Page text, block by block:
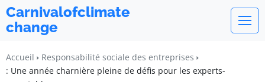
Carnivalofclimate
change
Accueil
Responsabilité sociale des entreprises
: Une année charnière pleine de défis pour les experts-